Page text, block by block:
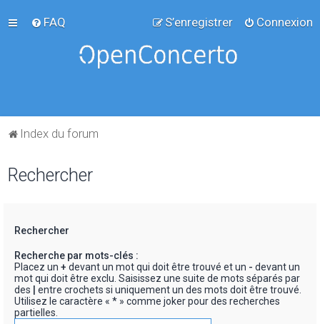
FAQ Connexion
S’enregistrer
Index du forum
Rechercher
Rechercher
Recherche par mots-clés :
Placez un + devant un mot qui doit être trouvé et un - devant un
mot qui doit être exclu. Saisissez une suite de mots séparés par
des
entre crochets si uniquement un des mots doit être trouvé.
Utilisez le caractère « * » comme joker pour des recherches
partielles.